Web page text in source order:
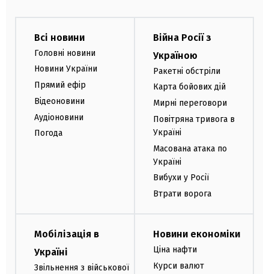
Всі новини
Головні новини
Новини України
Прямий ефір
Відеоновини
Аудіоновини
Погода
Війна Росії з
Україною
Ракетні обстріли
Карта бойових дій
Мирні переговори
Повітряна тривога в
Україні
Масована атака по
Україні
Вибухи у Росії
Втрати ворога
Мобілізація в
Україні
Звільнення з військової
Новини економіки
Ціна нафти
Курси валют